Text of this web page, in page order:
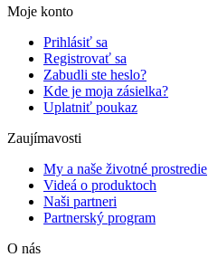
Moje konto
Prihlásiť sa
Registrovať sa
Zabudli ste heslo?
Kde je moja zásielka?
Uplatniť poukaz
Zaujímavosti
My a naše životné prostredie
Videá o produktoch
Naši partneri
Partnerský program
O nás